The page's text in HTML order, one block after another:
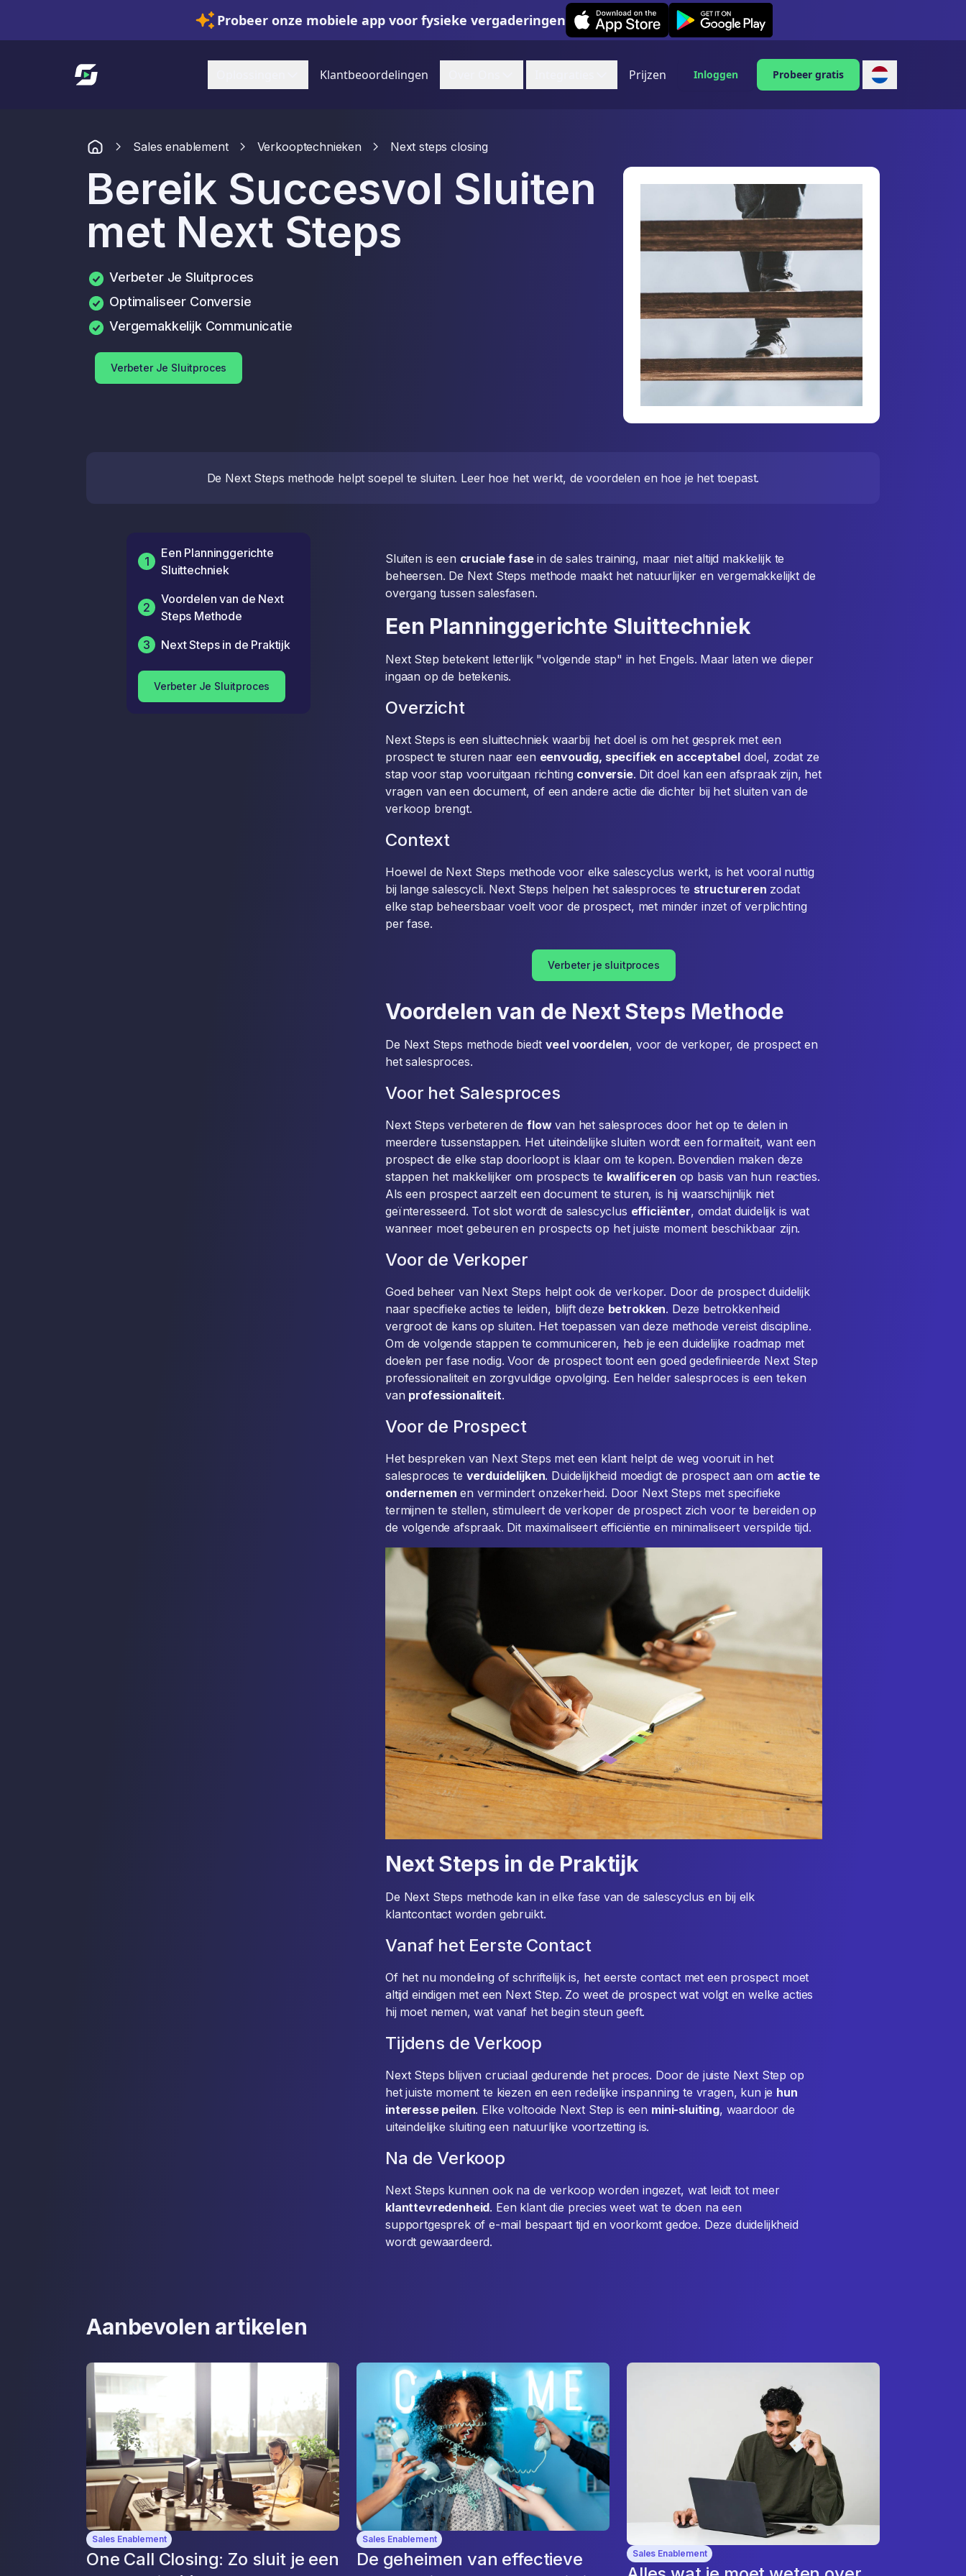
Probeer onze mobiele app voor fysieke vergaderingen
Leexi on iOS Leexi on Android
Link naar startpagina
Klantbeoordelingen Prijzen Inloggen Probeer gratis
Sales enablement Verkooptechnieken Next steps closing
Bereik Succesvol Sluiten
met Next Steps
Verbeter Je Sluitproces
Optimaliseer Conversie
Vergemakkelijk Communicatie
Verbeter Je Sluitproces
De Next Steps methode helpt soepel te sluiten. Leer hoe het werkt, de voordelen en hoe je het toepast.
1
Een Planninggerichte
Sluittechniek
2
Voordelen van de Next
Steps Methode
3
Next Steps in de Praktijk
Verbeter Je Sluitproces
Sluiten is een cruciale fasein de sales training, maar niet altijd makkelijk te
beheersen. De Next Steps methode maakt het natuurlijker en vergemakkelijkt de
overgang tussen salesfasen.
Een Planninggerichte Sluittechniek
Next Step betekent letterlijk "volgende stap" in het Engels. Maar laten we dieper
ingaan op de betekenis.
Overzicht
Next Steps is een sluittechniek waarbij het doel is om het gesprek met een
prospect te sturen naar een eenvoudig, specifiek en acceptabel doel, zodat ze
stap voor stap vooruitgaan richting conversie. Dit doel kan een afspraak zijn, het
vragen van een document, of een andere actie die dichter bij het sluiten van de
verkoop brengt.
Context
Hoewel de Next Steps methode voor elke salescyclus werkt, is het vooral nuttig
bij lange salescycli. Next Steps helpen het salesproces te structureren zodat
elke stap beheersbaar voelt voor de prospect, met minder inzet of verplichting
per fase.
Verbeter je sluitproces
Voordelen van de Next Steps Methode
De Next Steps methode biedt veel voordelen, voor de verkoper, de prospect en
het salesproces.
Voor het Salesproces
Next Steps verbeteren de flowvan het salesproces door het op te delen in
meerdere tussenstappen. Het uiteindelijke sluiten wordt een formaliteit, want een
prospect die elke stap doorloopt is klaar om te kopen. Bovendien maken deze
stappen het makkelijker om prospects te kwalificeren op basis van hun reacties.
Als een prospect aarzelt een document te sturen, is hij waarschijnlijk niet
geïnteresseerd. Tot slot wordt de salescyclus efficiënter, omdat duidelijk is wat
wanneer moet gebeuren en prospects op het juiste moment beschikbaar zijn.
Voor de Verkoper
Goed beheer van Next Steps helpt ook de verkoper. Door de prospect duidelijk
naar specifieke acties te leiden, blijft deze betrokken. Deze betrokkenheid
vergroot de kans op sluiten. Het toepassen van deze methode vereist discipline.
Om de volgende stappen te communiceren, heb je een duidelijke roadmap met
doelen per fase nodig. Voor de prospect toont een goed gedefinieerde Next Step
professionaliteit en zorgvuldige opvolging. Een helder salesproces is een teken
van professionaliteit.
Voor de Prospect
Het bespreken van Next Steps met een klant helpt de weg vooruit in het
salesproces te verduidelijken. Duidelijkheid moedigt de prospect aan om actie te
ondernemen en vermindert onzekerheid. Door Next Steps met specifieke
termijnen te stellen, stimuleert de verkoper de prospect zich voor te bereiden op
de volgende afspraak. Dit maximaliseert efficiëntie en minimaliseert verspilde tijd.
Next Steps in de Praktijk
De Next Steps methode kan in elke fase van de salescyclus en bij elk
klantcontact worden gebruikt.
Vanaf het Eerste Contact
Of het nu mondeling of schriftelijk is, het eerste contact met een prospect moet
altijd eindigen met een Next Step. Zo weet de prospect wat volgt en welke acties
hij moet nemen, wat vanaf het begin steun geeft.
Tijdens de Verkoop
Next Steps blijven cruciaal gedurende het proces. Door de juiste Next Step op
het juiste moment te kiezen en een redelijke inspanning te vragen, kun je hun
interesse peilen. Elke voltooide Next Step is een mini-sluiting, waardoor de
uiteindelijke sluiting een natuurlijke voortzetting is.
Na de Verkoop
Next Steps kunnen ook na de verkoop worden ingezet, wat leidt tot meer
klanttevredenheid. Een klant die precies weet wat te doen na een
supportgesprek of e-mail bespaart tijd en voorkomt gedoe. Deze duidelijkheid
wordt gewaardeerd.
Aanbevolen artikelen
Sales Enablement
One Call Closing: Zo sluit je een
Sales Enablement
De geheimen van effectieve
Sales Enablement